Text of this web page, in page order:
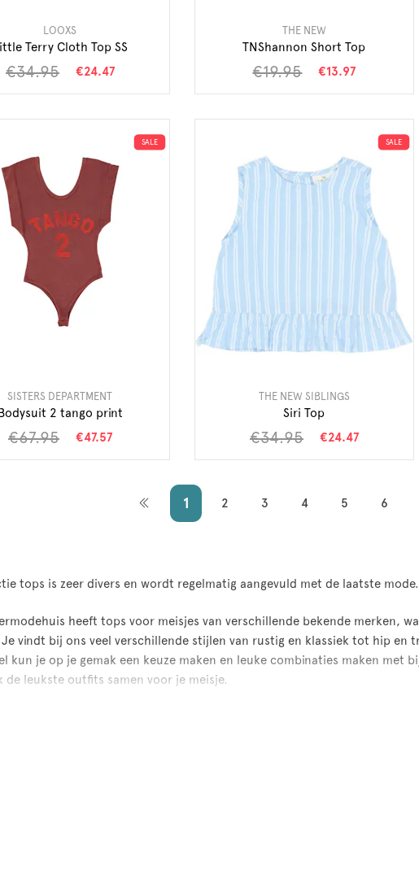
LOOXS
Terry Cloth Top SS
€34.95 €24.47
THE NEW
TNShannon Short Top
€19.95 €13.97
SALE
SISTERS DEPARTMENT
2 tango print
€67.95 €47.57
SALE
THE NEW SIBLINGS
Siri Top
€34.95 €24.47
1 2 3 4 5 6
tops is zeer divers en wordt regelmatig aangevuld met de laatste mode.
heeft tops voor meisjes van verschillende bekende merken,
vindt bij ons veel verschillende stijlen van rustig en klassiek tot hip en
kun je op je gemak een keuze maken en leuke combinaties maken met
de leukste outfits samen voor je meisje.